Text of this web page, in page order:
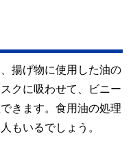
揚げ物に使用した油の
クに吸わせて、ビニー
きます。食用油の処理
もいるでしょう。